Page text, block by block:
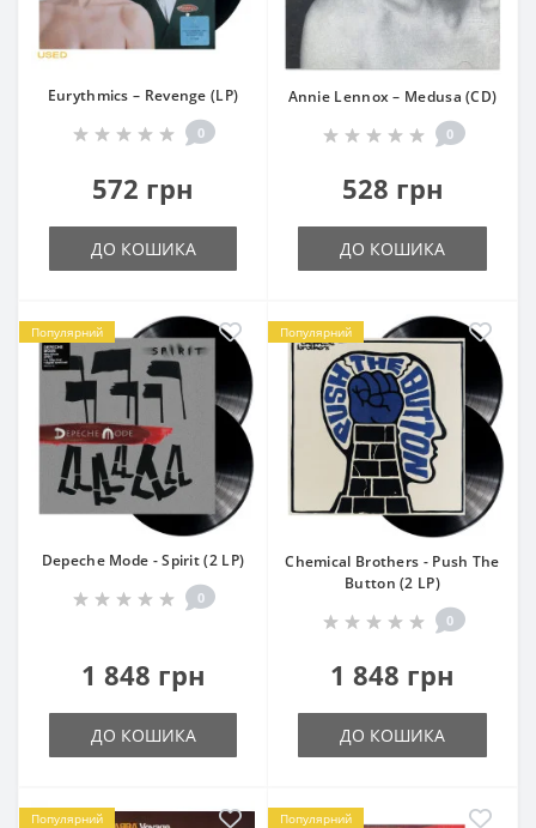
Eurythmics – Revenge (LP)
0
572 грн
ДО КОШИКА
Annie Lennox – Medusa (CD)
0
528 грн
ДО КОШИКА
Популярний
Depeche Mode - Spirit (2 LP)
0
1 848 грн
ДО КОШИКА
Популярний
Chemical Brothers - Push The
Button (2 LP)
0
1 848 грн
ДО КОШИКА
Популярний Популярний